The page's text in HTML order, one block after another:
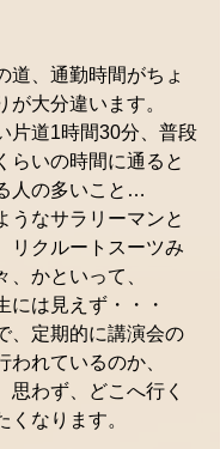
道、通勤時間がちょ
が大分違います。
片道1時間30分、普段
らいの時間に通ると
人の多いこと…
うなサラリーマンと
リクルートスーツみ
、かといって、
には見えず・・・
、定期的に講演会の
われているのか、
思わず、どこへ行く
くなります。